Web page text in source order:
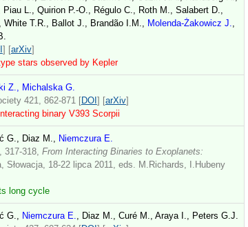
L., Quirion P.-O., Régulo C., Roth M., Salabert D.,
T.R., Ballot J., Brandão I.M., Molenda-Żakowicz J.,
] [arXiv]
stars observed by Kepler
Z., Michalska G.
421, 862-871 [DOI ] [arXiv]
binary V393 Scorpii
G., Diaz M., Niemczura E.
317-318, From Interacting Binaries to Exoplanets:
Słowacja, 18-22 lipca 2011, eds. M.Richards, I.Hubeny
long cycle
G., Niemczura E., Diaz M., Curé M., Araya I., Peters G.J.